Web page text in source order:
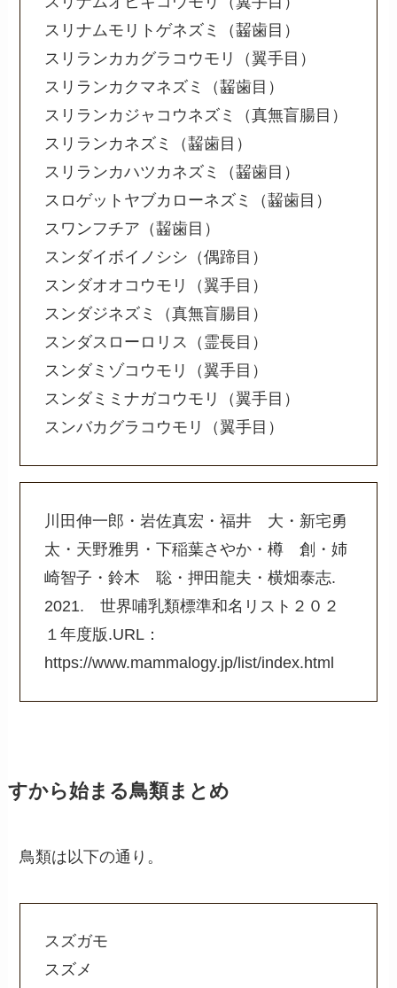
スリナムモリトゲネズミ（齧歯目）
スリランカカグラコウモリ（翼手目）
スリランカクマネズミ（齧歯目）
スリランカジャコウネズミ（真無盲腸目）
スリランカネズミ（齧歯目）
スリランカハツカネズミ（齧歯目）
スロゲットヤブカローネズミ（齧歯目）
スワンフチア（齧歯目）
スンダイボイノシシ（偶蹄目）
スンダオオコウモリ（翼手目）
スンダジネズミ（真無盲腸目）
スンダスローロリス（霊長目）
スンダミゾコウモリ（翼手目）
スンダミミナガコウモリ（翼手目）
スンバカグラコウモリ（翼手目）
川田伸一郎・岩佐真宏・福井 大・新宅勇
太・天野雅男・下稲葉さやか・樽 創・姉
崎智子・鈴木 聡・押田龍夫・横畑泰志.
2021. 世界哺乳類標準和名リスト２０２
１年度版.URL：
https://www.mammalogy.jp/list/index.html
すから始まる鳥類まとめ
鳥類は以下の通り。
スズガモ
スズメ